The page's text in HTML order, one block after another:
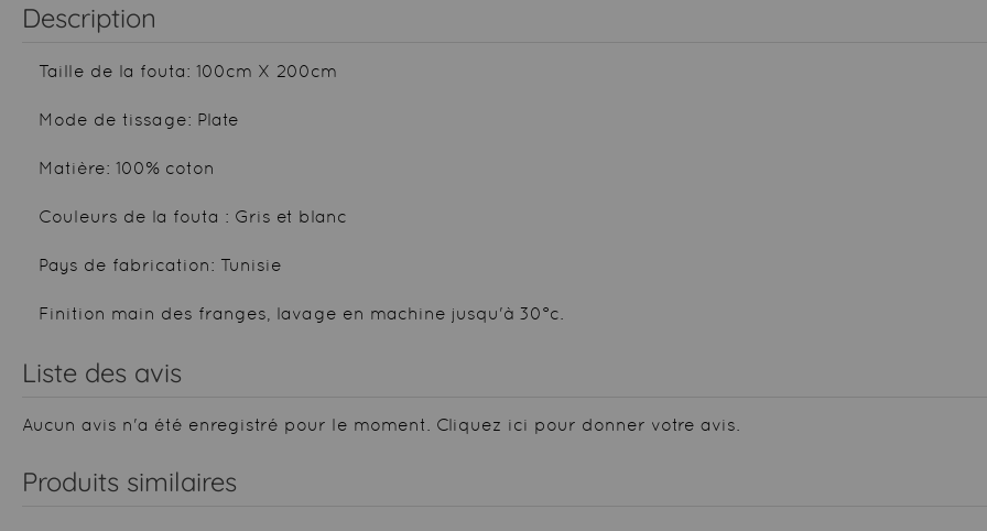
Description
Taille de la fouta: 100cm X 200cm
Mode de tissage: Plate
Matière: 100% coton
Couleurs de la fouta : Gris et blanc
Pays de fabrication: Tunisie
Finition main des franges, lavage en machine jusqu'à 30°c.
Liste des avis
Aucun avis n'a été enregistré pour le moment. Cliquez ici pour donner votre avis.
Produits similaires